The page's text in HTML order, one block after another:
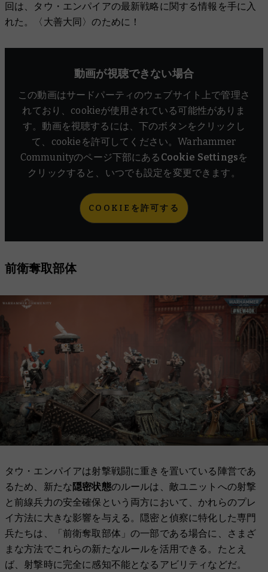
回は、タウ・エンパイアの最新戦略に関する情報を手に入
れた。〈大善大同〉のために！
動画が視聴できない場合
この動画はサードパーティのウェブサイト上で管理さ
れており、cookieが使用されている可能性がありま
す。動画を視聴するには、下のボタンをクリックし
て、cookieを許可してください。Warhammer
Communityのページ下部にある Cookie Settingsを
クリックすると、いつでも設定を変更できます。
COOKIEを許可する
前衛奪取部体
タウ・エンパイアは射撃戦闘に重きを置いている陣営であ
るため、新たな隠密状態のルールは、敵ユニットへの射撃
と前線兵力の安全確保という両方において、かれらのプレ
イ方法に大きな影響を与える。隠密と偵察に特化した専門
兵たちは、「前衛奪取部体」の一部である場合に、さまざ
まな方法でこれらの新たなルールを活用できる。たとえ
ば、射撃時に完全に感知不能となるアビリティなどだ。